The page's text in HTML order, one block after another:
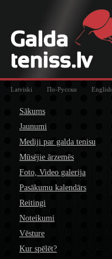
Latviski По-Русски English
Sākums
Jaunumi
Mediji par galda tenisu
Mūsējie ārzemēs
Foto, Video galerija
Pasākumu kalendārs
Reitingi
Noteikumi
Vēsture
Kur spēlēt?